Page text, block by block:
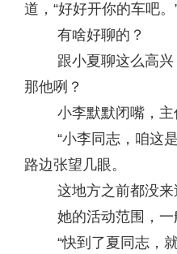
道，“好好开你的车吧。
有啥好聊的？
跟小夏聊这么高兴
那他咧？
小李默默闭嘴，主
“小李同志，咱这是
路边张望几眼。
这地方之前都没来
她的活动范围，一
“快到了夏同志，就